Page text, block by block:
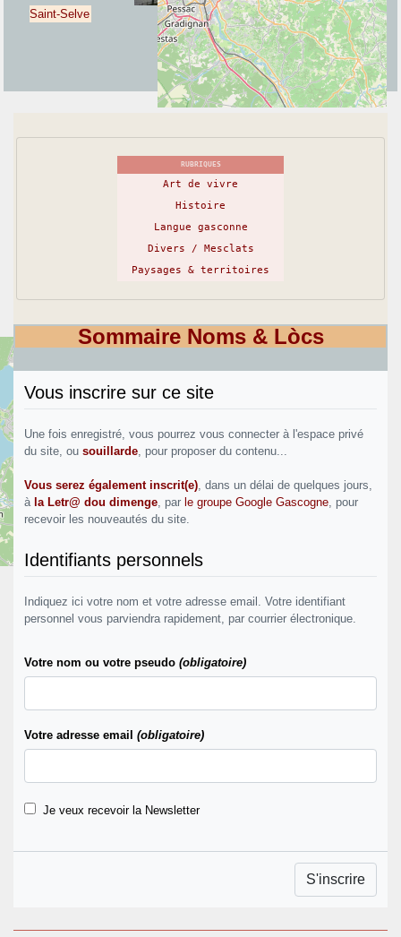
+−
©OpenStreetMapcontributors
Saint-Selve
RUBRIQUES
Art de vivre
Histoire
Langue gasconne
Divers / Mesclats
Paysages & territoires
Sommaire Noms & Lòcs
Vous inscrire sur ce site
Une fois enregistré, vous pourrez vous connecter à l'espace privé
du site, ou souillarde , pour proposer du contenu...
Vous serez également inscrit(e) , dans un délai de quelques jours,
à la Letr@ dou dimenge , par le groupe Google Gascogne , pour
recevoir les nouveautés du site.
Identifiants personnels
Indiquez ici votre nom et votre adresse email. Votre identifiant
personnel vous parviendra rapidement, par courrier électronique.
Votre nom ou votre pseudo (obligatoire)
Votre adresse email (obligatoire)
Je veux recevoir la Newsletter